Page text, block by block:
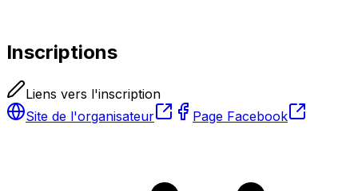
Inscriptions
Liens vers l'inscription
Site de l'organisateur
Page Facebook